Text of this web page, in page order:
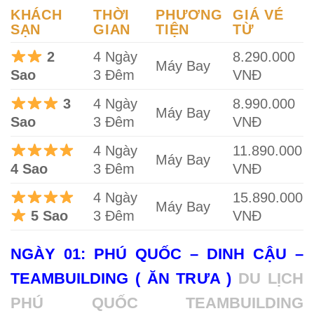
KHÁCH
SẠN
THỜI
GIAN
PHƯƠNG
TIỆN
GIÁ VÉ
TỪ
2
Sao
4 Ngày
3 Đêm
Máy Bay
8.290.000
VNĐ
3
Sao
4 Ngày
3 Đêm
Máy Bay
8.990.000
VNĐ
4 Sao
4 Ngày
3 Đêm
Máy Bay
11.890.000
VNĐ
5 Sao
4 Ngày
3 Đêm
Máy Bay
15.890.000
VNĐ
NGÀY 01: PHÚ QUỐC – DINH CẬU –
TEAMBUILDING ( ĂN TRƯA ) DU LỊCH
PHÚ QUỐC TEAMBUILDING